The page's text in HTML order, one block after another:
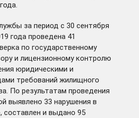
за период с 30 сентября
года проведена 41
по государственному
и лицензионному контролю
юридическими и
требований жилищного
По результатам проведения
выявлено 33 нарушения в
и выдано 95